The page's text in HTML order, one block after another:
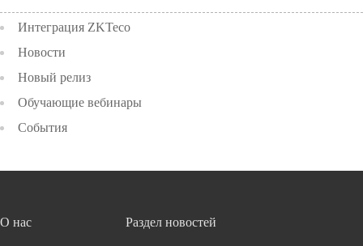
Интеграция ZKTeco
Новости
Новый релиз
Обучающие вебинары
События
О нас Раздел новостей